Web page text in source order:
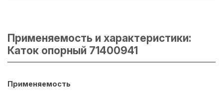
Применяемость и характеристики:
Каток опорный 71400941
Применяемость